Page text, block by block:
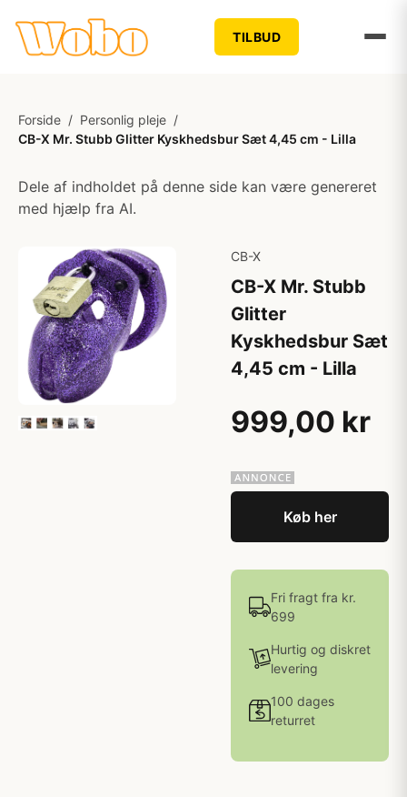
TILBUD
Forside / Personlig pleje /
CB-X Mr. Stubb Glitter Kyskhedsbur Sæt 4,45 cm - Lilla
Dele af indholdet på denne side kan være genereret
med hjælp fra AI.
CB-X
CB-X Mr. Stubb
Glitter
Kyskhedsbur Sæt
4,45 cm - Lilla
999,00 kr
Køb her
Fri fragt fra kr.
699
Hurtig og diskret
levering
100 dages
returret